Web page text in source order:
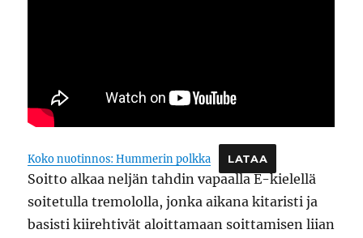
Koko nuotinnos: Hummerin polkka LATAA
Soitto alkaa neljän tahdin vapaalla E-kielellä
soitetulla tremololla, jonka aikana kitaristi ja
basisti kiirehtivät aloittamaan soittamisen liian